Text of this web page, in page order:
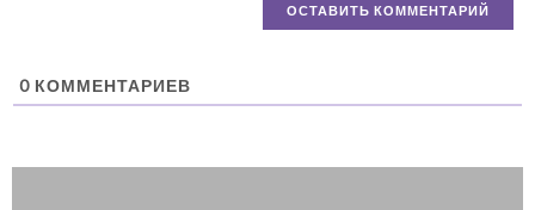
0 КОММЕНТАРИЕВ